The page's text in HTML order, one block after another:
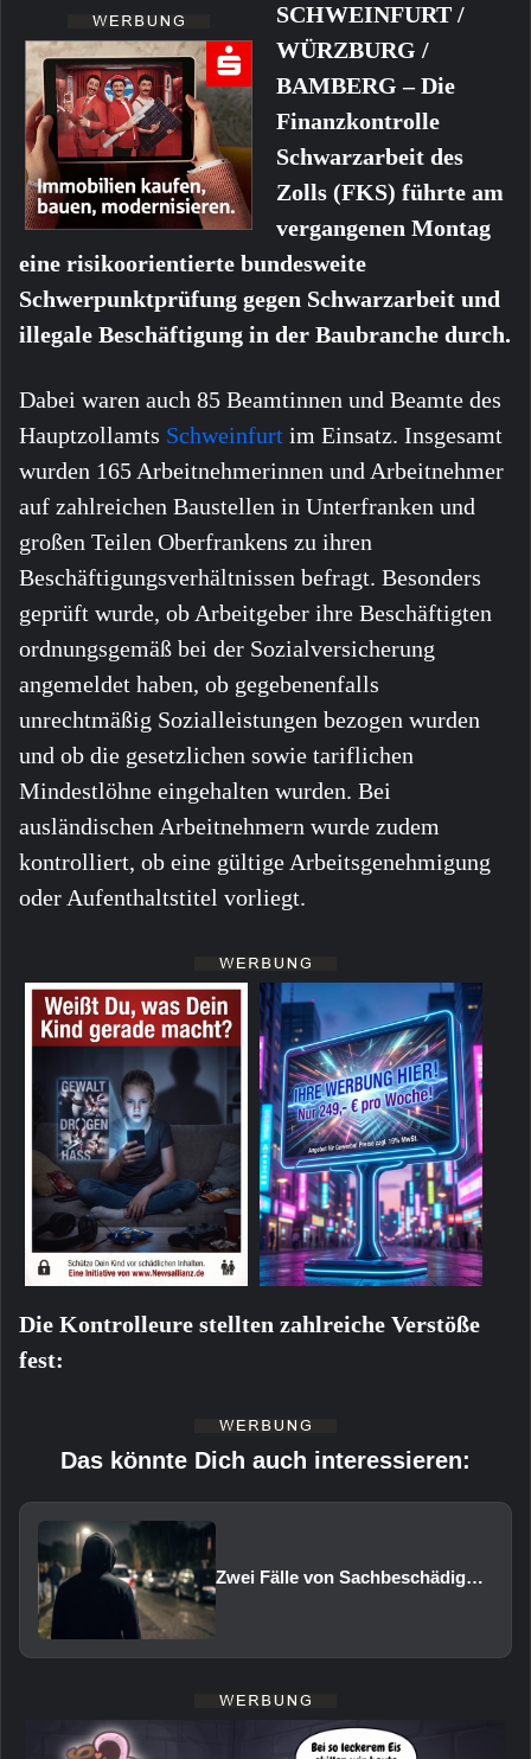
SCHWEINFURT /
WÜRZBURG /
BAMBERG – Die
Finanzkontrolle
Schwarzarbeit des
Zolls (FKS) führte am
vergangenen Montag
eine risikoorientierte bundesweite
Schwerpunktprüfung gegen Schwarzarbeit und
illegale Beschäftigung in der Baubranche durch.
Dabei waren auch 85 Beamtinnen und Beamte des
Hauptzollamts Schweinfurt im Einsatz. Insgesamt
wurden 165 Arbeitnehmerinnen und Arbeitnehmer
auf zahlreichen Baustellen in Unterfranken und
großen Teilen Oberfrankens zu ihren
Beschäftigungsverhältnissen befragt. Besonders
geprüft wurde, ob Arbeitgeber ihre Beschäftigten
ordnungsgemäß bei der Sozialversicherung
angemeldet haben, ob gegebenenfalls
unrechtmäßig Sozialleistungen bezogen wurden
und ob die gesetzlichen sowie tariflichen
Mindestlöhne eingehalten wurden. Bei
ausländischen Arbeitnehmern wurde zudem
kontrolliert, ob eine gültige Arbeitsgenehmigung
oder Aufenthaltstitel vorliegt.
Die Kontrolleure stellten zahlreiche Verstöße
fest:
Das könnte Dich auch interessieren:
Zwei Fälle von Sachbeschädigung und Diebstahl in Schweinfurt